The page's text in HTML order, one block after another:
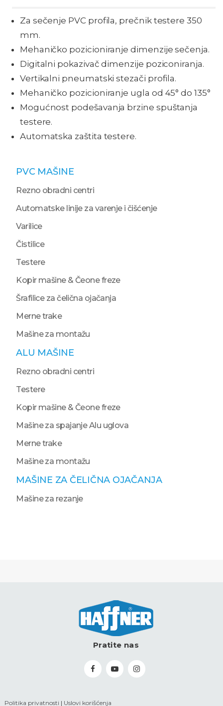
PVC MAŠINE
Rezno obradni centri
Automatske linije za varenje i čišćenje
Varilice
Čistilice
Testere
Kopir mašine & Čeone freze
Šrafilice za čelična ojačanja
Merne trake
Mašine za montažu
ALU MAŠINE
Rezno obradni centri
Testere
Kopir mašine & Čeone freze
Mašine za spajanje Alu uglova
Merne trake
Mašine za montažu
MAŠINE ZA ČELIČNA OJAČANJA
Mašine za rezanje
Za sečenje PVC profila, prečnik testere 350
mm.
Mehaničko pozicioniranje dimenzije sečenja.
Digitalni pokazivač dimenzije poziconiranja.
Vertikalni pneumatski stezači profila.
Mehaničko pozicioniranje ugla od 45° do 135°
Mogućnost podešavanja brzine spuštanja
testere.
Automatska zaštita testere.
Pratite nas
Politika privatnosti | Uslovi korišćenja